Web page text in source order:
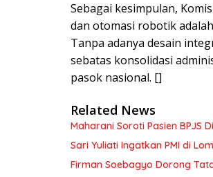
Sebagai kesimpulan,
dan otomasi robotik
Tanpa adanya desain
sebatas konsolidasi
pasok nasional. []
Related News
Maharani Soroti Pasien BPJS
Sari Yuliati Ingatkan PMI di
Firman Soebagyo Dorong